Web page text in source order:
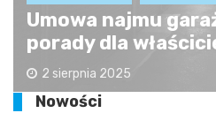
Umowa najmu
porady dla
2 sierpnia 2025
Nowości